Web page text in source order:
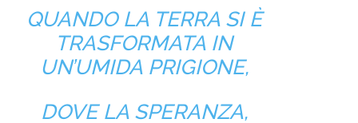
QUANDO LA TERRA SI È
TRASFORMATA IN
UN’UMIDA PRIGIONE,
DOVE LA SPERANZA,